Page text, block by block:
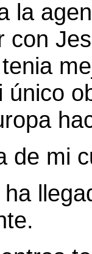
la
con
único
de mi